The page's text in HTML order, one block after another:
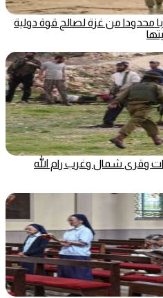
محدودا من غزة لصالح قوة دولية
وقرى شمال وغرب رام الله